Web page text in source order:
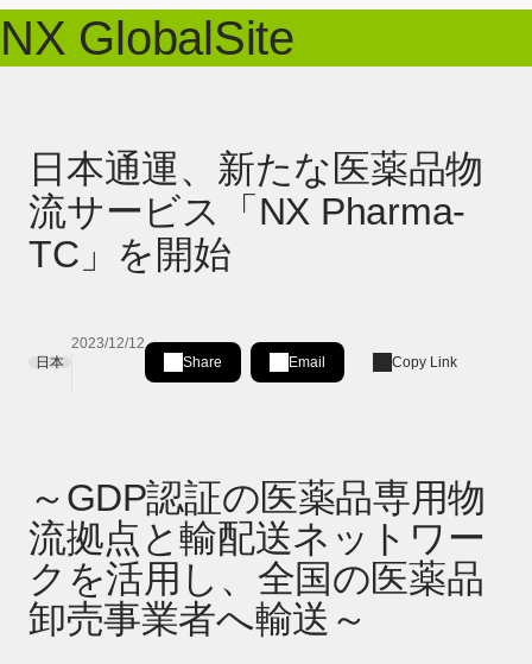
NX GlobalSite
日本通運、新たな医薬品物
流サービス「NX Pharma-
TC」を開始
日本
2023/12/12
Share
Share on LinkedIn
[Open in new window]
Email Copy Link
～GDP認証の医薬品専用物
流拠点と輸配送ネットワー
クを活用し、全国の医薬品
卸売事業者へ輸送～